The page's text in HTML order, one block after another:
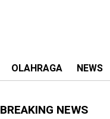
OLAHRAGA NEWS
BREAKING NEWS